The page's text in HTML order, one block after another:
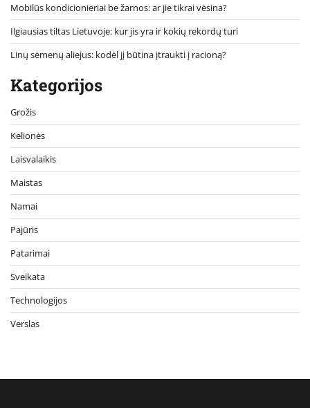
Mobilūs kondicionieriai be žarnos: ar jie tikrai vėsina?
Ilgiausias tiltas Lietuvoje: kur jis yra ir kokių rekordų turi
Linų sėmenų aliejus: kodėl jį būtina įtraukti į racioną?
Kategorijos
Grožis
Kelionės
Laisvalaikis
Maistas
Namai
Pajūris
Patarimai
Sveikata
Technologijos
Verslas